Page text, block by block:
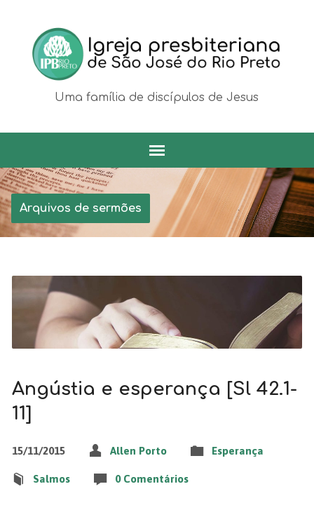
Uma família de discípulos de Jesus
Arquivos de sermões
Angústia e esperança [Sl 42.1-
11]
15/11/2015 Allen Porto Esperança
Salmos 0 Comentários